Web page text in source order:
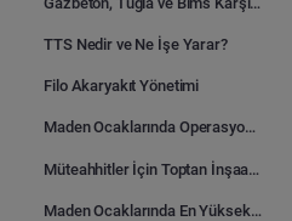
TTS Nedir ve Ne İşe Yarar?
Filo Akaryakıt Yönetimi
Maden Ocaklarında Operasyonel Verimlilik Nasıl Arttırılır?
Müteahhitler İçin Toptan İnşaat Malzemesi Satın Alma Rehberi
Maden Ocaklarında En Yüksek Gider Kalemleri Nelerdir?